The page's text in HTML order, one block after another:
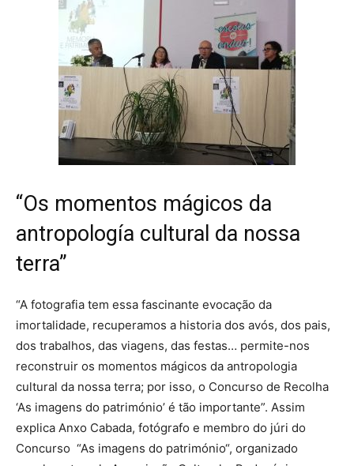
“Os momentos mágicos da
antropología cultural da nossa
terra”
“A fotografia tem essa fascinante evocação da
imortalidade, recuperamos a historia dos avós, dos pais,
dos trabalhos, das viagens, das festas… permite-nos
reconstruir os momentos mágicos da antropologia
cultural da nossa terra; por isso, o Concurso de Recolha
‘As imagens do património’ é tão importante”. Assim
explica Anxo Cabada, fotógrafo e membro do júri do
Concurso “As imagens do património“, organizado